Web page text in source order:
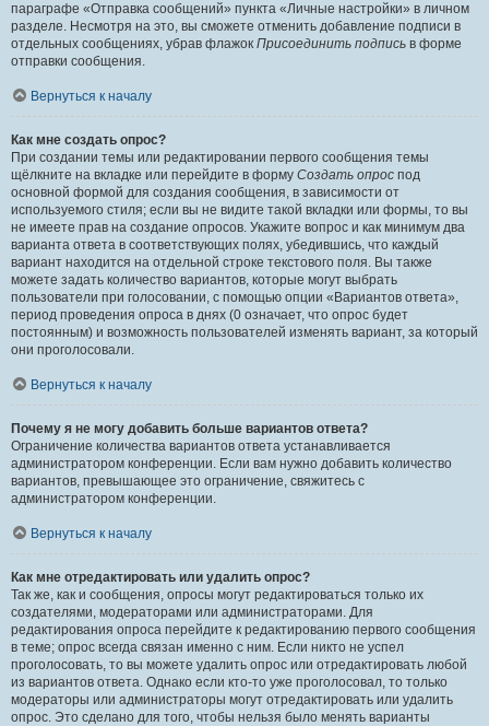
параграфе «Отправка сообщений» пункта «Личные настройки» в личном
разделе. Несмотря на это, вы сможете отменить добавление подписи в
отдельных сообщениях, убрав флажок Присоединить подпись в форме
отправки сообщения.
Вернуться к началу
Как мне создать опрос?
При создании темы или редактировании первого сообщения темы
щёлкните на вкладке или перейдите в форму Создать опрос под
основной формой для создания сообщения, в зависимости от
используемого стиля; если вы не видите такой вкладки или формы, то вы
не имеете прав на создание опросов. Укажите вопрос и как минимум два
варианта ответа в соответствующих полях, убедившись, что каждый
вариант находится на отдельной строке текстового поля. Вы также
можете задать количество вариантов, которые могут выбрать
пользователи при голосовании, с помощью опции «Вариантов ответа»,
период проведения опроса в днях (0 означает, что опрос будет
постоянным) и возможность пользователей изменять вариант, за который
они проголосовали.
Вернуться к началу
Почему я не могу добавить больше вариантов ответа?
Ограничение количества вариантов ответа устанавливается
администратором конференции. Если вам нужно добавить количество
вариантов, превышающее это ограничение, свяжитесь с
администратором конференции.
Вернуться к началу
Как мне отредактировать или удалить опрос?
Так же, как и сообщения, опросы могут редактироваться только их
создателями, модераторами или администраторами. Для
редактирования опроса перейдите к редактированию первого сообщения
в теме; опрос всегда связан именно с ним. Если никто не успел
проголосовать, то вы можете удалить опрос или отредактировать любой
из вариантов ответа. Однако если кто-то уже проголосовал, то только
модераторы или администраторы могут отредактировать или удалить
опрос. Это сделано для того, чтобы нельзя было менять варианты